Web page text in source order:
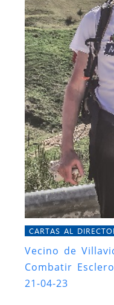
CARTAS AL
Vecino de
Combatir
21-04-23